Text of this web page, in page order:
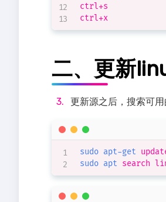
ctrl+s
二、更新
更新源之后，搜索可
sudo apt-get
sudo apt